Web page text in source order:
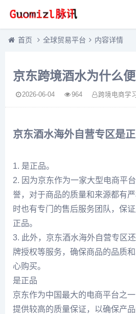
首页 全球贸易平台 内容详情
京东跨境酒水为什么
2026-06-04 964 跨境电商学习
京东酒水海外自营专区是正
1. 是正品。
2. 因为京东作为一家大型电商平
誉，对于商品的质量和来源都有
时也有专门的售后服务团队，保
正品。
3. 此外，京东酒水海外自营专区
牌授权等服务，确保商品的品质
心购买。
是正品
京东作为中国最大的电商平台之
提供较高的质量保证，以确保产